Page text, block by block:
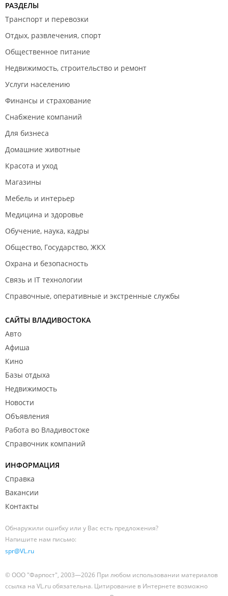
РАЗДЕЛЫ
Транспорт и перевозки
Отдых, развлечения, спорт
Общественное питание
Недвижимость, строительство и ремонт
Услуги населению
Финансы и страхование
Снабжение компаний
Для бизнеса
Домашние животные
Красота и уход
Магазины
Мебель и интерьер
Медицина и здоровье
Обучение, наука, кадры
Общество, Государство, ЖКХ
Охрана и безопасность
Связь и IT технологии
Справочные, оперативные и экстренные службы
САЙТЫ ВЛАДИВОСТОКА
Авто
Афиша
Кино
Базы отдыха
Недвижимость
Новости
Объявления
Работа во Владивостоке
Справочник компаний
ИНФОРМАЦИЯ
Справка
Вакансии
Контакты
Обнаружили ошибку или у Вас есть предложения?
Напишите нам письмо:
spr@VL.ru
© ООО "Фарпост", 2003—2026 При любом использовании материалов
ссылка на VL.ru обязательна. Цитирование в Интернете возможно